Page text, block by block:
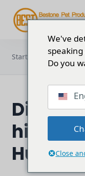
Startseite Blog
Die
hinter
We've
Do you
Close